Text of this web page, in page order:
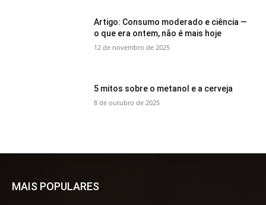
Artigo: Consumo moderado e ciência —
o que era ontem, não é mais hoje
12 de novembro de 2025
5 mitos sobre o metanol e a cerveja
8 de outubro de 2025
MAIS POPULARES